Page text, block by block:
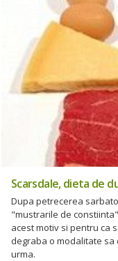
Scarsdale, dieta de
Dupa petrecerea
"mustrarile de
acest motiv si pentru ca
degraba o modalitate sa
urma.